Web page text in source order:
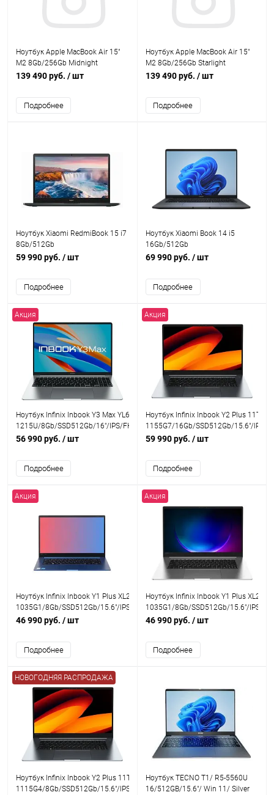
Ноутбук Apple MacBook Air 15"
M2 8Gb/256Gb Midnight
139 490 руб. / шт
Подробнее
Ноутбук Apple MacBook Air 15"
M2 8Gb/256Gb Starlight
139 490 руб. / шт
Подробнее
Ноутбук Xiaomi RedmiBook 15 i7
8Gb/512Gb
59 990 руб. / шт
Подробнее
Ноутбук Xiaomi Book 14 i5
16Gb/512Gb
69 990 руб. / шт
Подробнее
Акция
Ноутбук Infinix Inbook Y3 Max YL613 i3
1215U/8Gb/SSD512Gb/16"/IPS/FHD/W11/silver
56 990 руб. / шт
Подробнее
Акция
Ноутбук Infinix Inbook Y2 Plus 11TH
1155G7/16Gb/SSD512Gb/15.6"/IPS/
59 990 руб. / шт
Подробнее
Акция
Ноутбук Infinix Inbook Y1 Plus XL28 i5
1035G1/8Gb/SSD512Gb/15.6"/IPS/FHD/W11H/blue
46 990 руб. / шт
Подробнее
Акция
Ноутбук Infinix Inbook Y1 Plus XL28 i5
1035G1/8Gb/SSD512Gb/15.6"/IPS/
46 990 руб. / шт
Подробнее
НОВОГОДНЯЯ РАСПРОДАЖА
Ноутбук Infinix Inbook Y2 Plus 11TH XL29 i3
1115G4/8Gb/SSD512Gb/15.6"/IPS/FHD/W11H/grey
Ноутбук TECNO T1/ R5-5560U
16/512GB/15.6"/ Win 11/ Silver